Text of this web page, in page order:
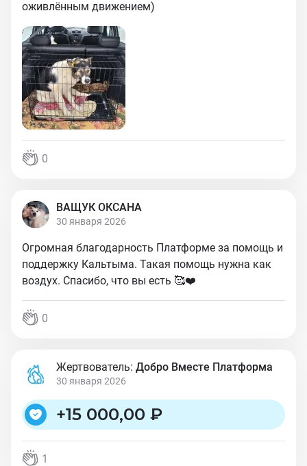
оживлённым движением)
0
ВАЩУК ОКСАНА
30 января 2026
Огромная благодарность Платформе за помощь и
поддержку Кальтыма. Такая помощь нужна как
воздух. Спасибо, что вы есть 🥰❤️
0
Жертвователь: Добро Вместе Платформа
30 января 2026
+15 000,00 ₽
1